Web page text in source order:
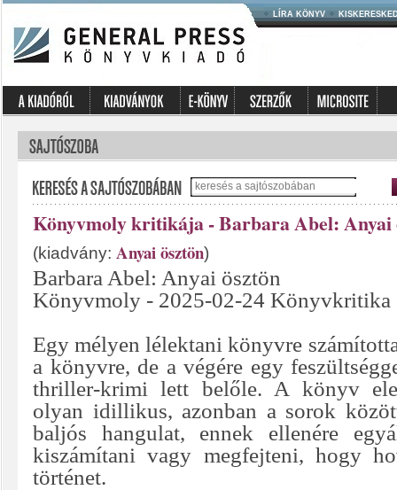
LÍRA KÖNYV
Könyvmoly kritikája - Barbara Abel: Anyai
(kiadvány: Anyai ösztön)
Barbara Abel: Anyai ösztön
Könyvmoly - 2025-02-24 Könyvkritika
Egy mélyen lélektani könyvre
a könyvre, de a végére egy
thriller-krimi lett belőle. A könyv
olyan idillikus, azonban a sorok
baljós hangulat, ennek ellenére
kiszámítani vagy megfejteni, hogy
történet.